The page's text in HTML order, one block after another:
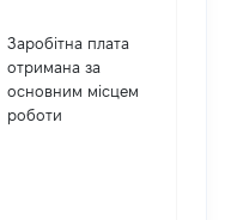
Заробітна плата
отримана за
основним місцем
роботи